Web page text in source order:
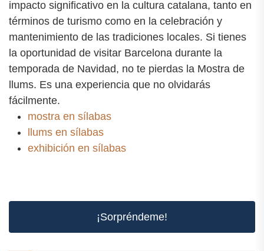
impacto significativo en la cultura catalana, tanto en
términos de turismo como en la celebración y
mantenimiento de las tradiciones locales. Si tienes
la oportunidad de visitar Barcelona durante la
temporada de Navidad, no te pierdas la Mostra de
llums. Es una experiencia que no olvidarás
fácilmente.
mostra en sílabas
llums en sílabas
exhibición en sílabas
¡Sorpréndeme!